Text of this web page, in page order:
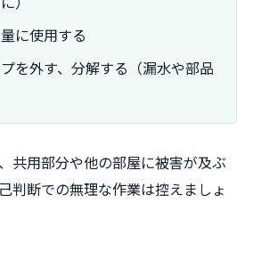
に使用する
を外す、分解する（漏水や部品
共用部分や他の部屋に被害が及ぶ
判断での無理な作業は控えましょ